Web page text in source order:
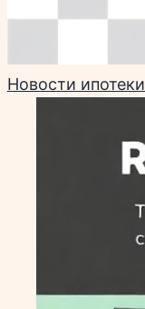
Новости ипотеки